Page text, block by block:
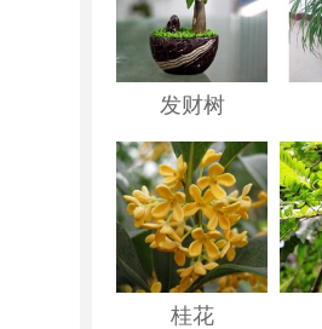
发财树
桂花